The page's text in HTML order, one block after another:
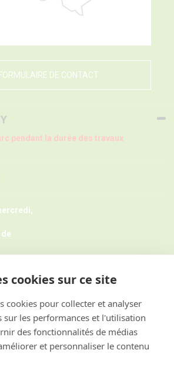
FORMULAIRE DE CONTACT
pendant la durée des travaux
de
17 h -Fermé pendant les petites vacances
août ici
cookies sur ce site
cookies pour collecter et analyser
sur les performances et l'utilisation
des fonctionnalités de médias
et personnaliser le contenu